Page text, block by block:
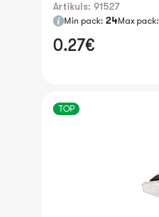
Artikuls: 91527
Min pack: 24Max pack:
0.27€
TOP